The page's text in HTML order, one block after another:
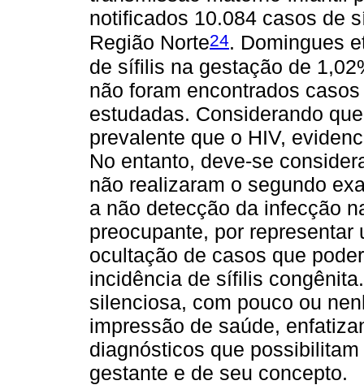
notificados 10.084 casos de
Região Norte24. Domingues
de sífilis na gestação de
não foram encontrados
estudadas. Considerando
prevalente que o HIV,
No entanto, deve-se
não realizaram o segundo
a não detecção da infecção
preocupante, por
ocultação de casos que
incidência de sífilis
silenciosa, com pouco ou
impressão de saúde,
diagnósticos que
gestante e de seu concepto.